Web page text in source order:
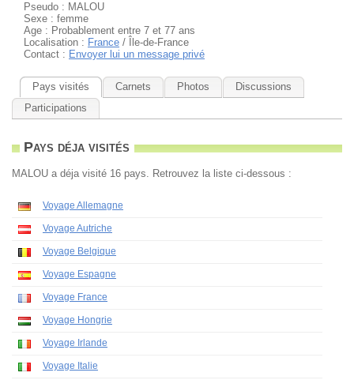
Pseudo : MALOU
Sexe : femme
Age : Probablement entre 7 et 77 ans
Localisation : France / Île-de-France
Contact : Envoyer lui un message privé
Pays visités Carnets Photos
Discussions
Participations
Pays déja visités
MALOU a déja visité 16 pays. Retrouvez la liste ci-dessous :
Voyage Allemagne
Voyage Autriche
Voyage Belgique
Voyage Espagne
Voyage France
Voyage Hongrie
Voyage Irlande
Voyage Italie